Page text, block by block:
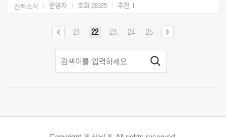
신차소식 운영자 조회 28325 추천 1
21 22 23 24 25